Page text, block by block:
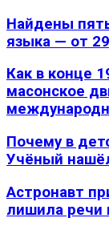
Найдены
языка — от
Как в конце
масонское
Почему в
Учёный
Астронавт
лишила речи